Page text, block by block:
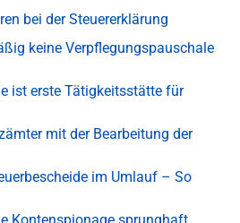
bei der Steuererklärung
keine Verpflegungspauschale
ist erste Tätigkeitsstätte für
mit der Bearbeitung der
im Umlauf – So